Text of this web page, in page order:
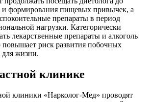
и формирования пищевых привычек, а
препараты в период
нагрузки. Категорически
лекарственные препараты и алкоголь
риск развития побочных
жизни.
клинике
клиники «Нарколог-Мед» проводят